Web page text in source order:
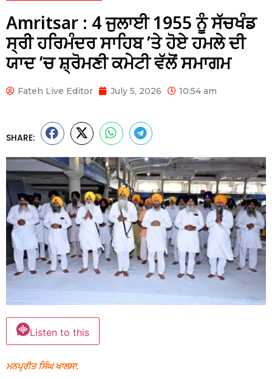
Amritsar : 4 ਜੁਲਾਈ 1955 ਨੂੰ ਸੱਚਖੰਡ
ਸ੍ਰੀ ਹਰਿਮੰਦਰ ਸਾਹਿਬ ’ਤੇ ਹੋਏ ਹਮਲੇ ਦੀ
ਯਾਦ ’ਚ ਸ਼੍ਰੋਮਣੀ ਕਮੇਟੀ ਵੱਲੋਂ ਸਮਾਗਮ
Fateh Live Editor July 5, 2026 10:54 am
SHARE:
Listen to this
ਮਨਪ੍ਰੀਤ ਸਿੰਘ ਖਾਲਸਾ.